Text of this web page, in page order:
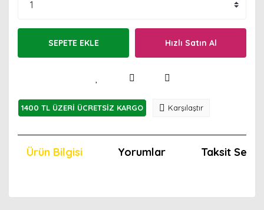
SEPETE EKLE Hızlı Satın Al
1400 TL ÜZERİ ÜCRETSİZ KARGO Karşılaştır
Ürün Bilgisi Yorumlar Taksit